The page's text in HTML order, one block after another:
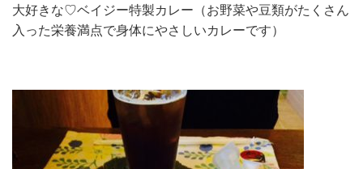
大好きな♡ベイジー特製カレー（お野菜や豆類がたくさん
入った栄養満点で身体にやさしいカレーです）